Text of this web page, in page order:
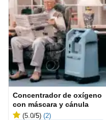
Concentrador de oxígeno
con máscara y cánula
(5.0/5) (2)